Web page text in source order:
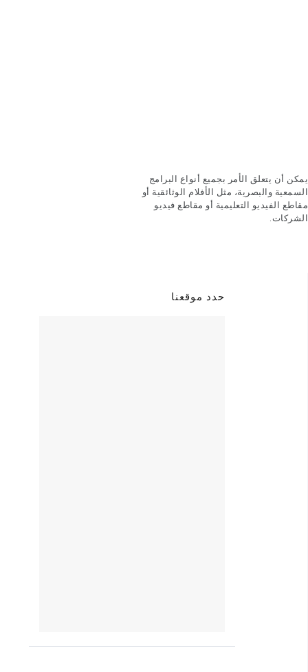
يمكن أن يتعلق الأمر بجميع أنواع البرامج
السمعية والبصرية، مثل الأفلام الوثائقية أو
مقاطع الفيديو التعليمية أو مقاطع فيديو
الشركات.
حدد موقعنا